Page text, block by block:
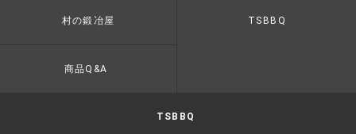
村の鍛冶屋 TSBBQ
商品Q&A
TSBBQ